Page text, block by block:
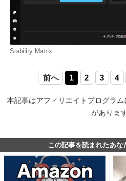
Stability Matrix
前へ 1 2 3 4
本記事はアフィリエイトプログラ
がありま
この記事を読まれたあな